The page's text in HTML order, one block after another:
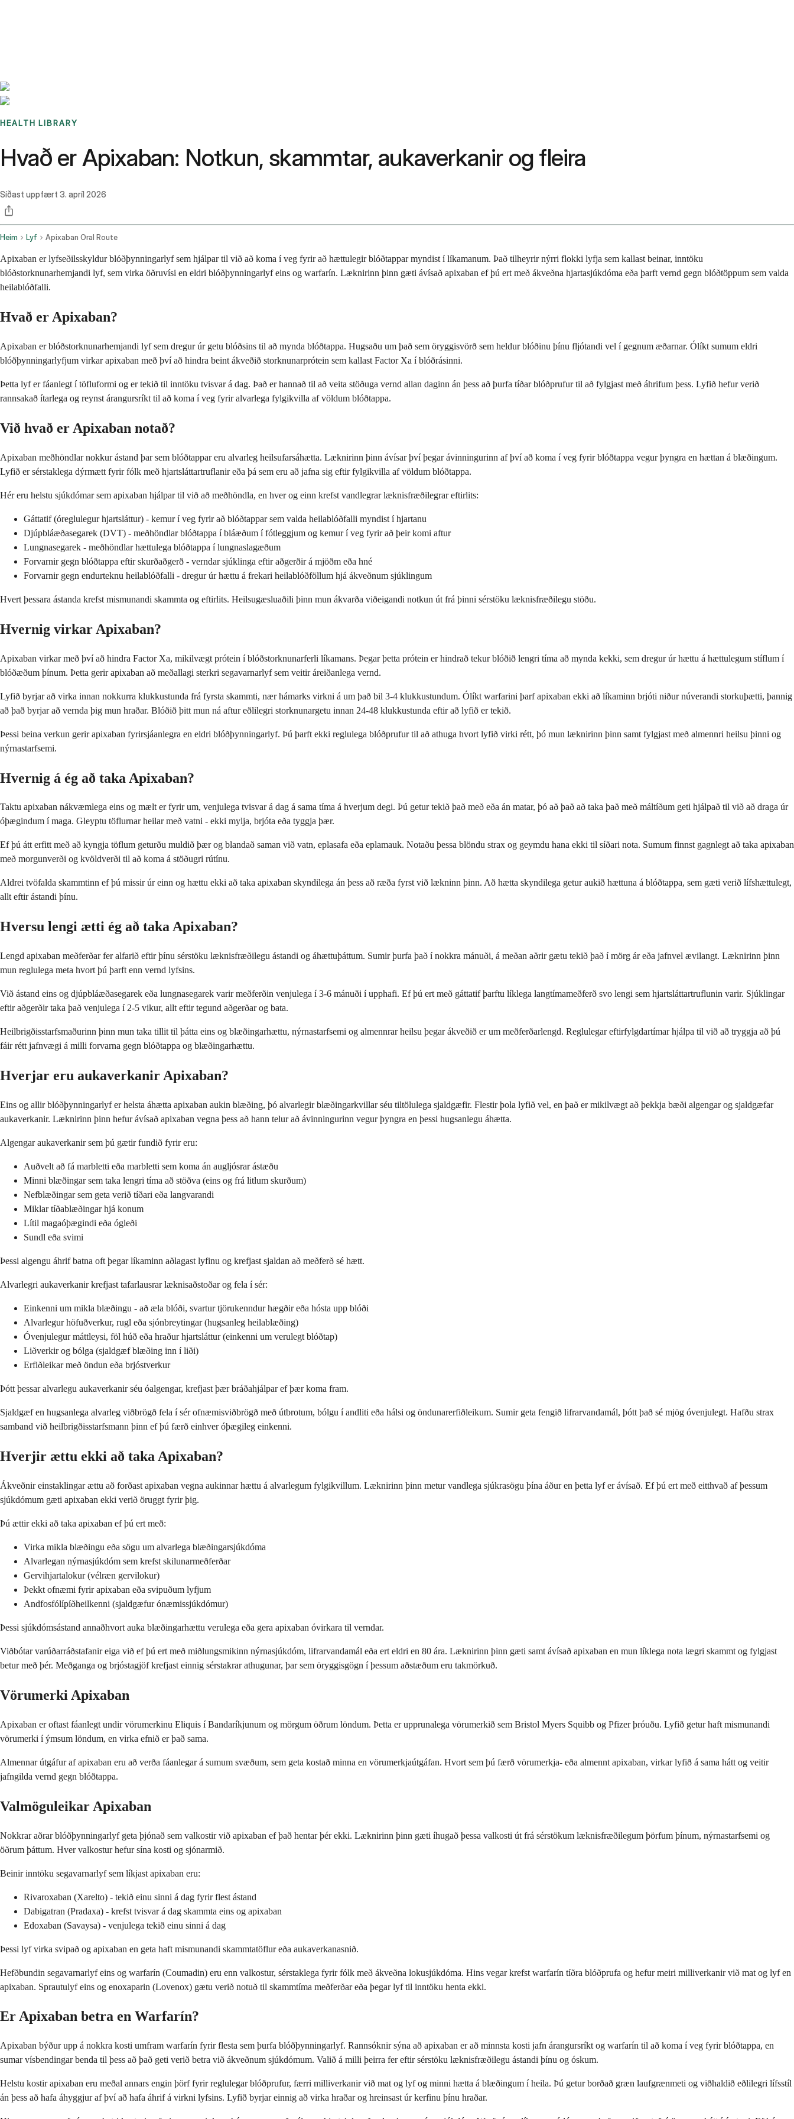
HEALTH LIBRARY
Hvað er Apixaban: Notkun, skammtar, aukaverkanir og fleira
Síðast uppfært 3. apríl 2026
Heim Lyf Apixaban Oral Route
Apixaban er lyfseðilsskyldur blóðþynningarlyf sem hjálpar til við að koma í veg fyrir að hættulegir blóðtappar myndist í líkamanum. Það tilheyrir nýrri flokki lyfja sem kallast beinar, inntöku
blóðstorknunarhemjandi lyf, sem virka öðruvísi en eldri blóðþynningarlyf eins og warfarín. Læknirinn þinn gæti ávísað apixaban ef þú ert með ákveðna hjartasjúkdóma eða þarft vernd gegn blóðtöppum sem valda
heilablóðfalli.
Hvað er Apixaban?
Apixaban er blóðstorknunarhemjandi lyf sem dregur úr getu blóðsins til að mynda blóðtappa. Hugsaðu um það sem öryggisvörð sem heldur blóðinu þínu fljótandi vel í gegnum æðarnar. Ólíkt sumum eldri
blóðþynningarlyfjum virkar apixaban með því að hindra beint ákveðið storknunarprótein sem kallast Factor Xa í blóðrásinni.
Þetta lyf er fáanlegt í töfluformi og er tekið til inntöku tvisvar á dag. Það er hannað til að veita stöðuga vernd allan daginn án þess að þurfa tíðar blóðprufur til að fylgjast með áhrifum þess. Lyfið hefur verið
rannsakað ítarlega og reynst árangursríkt til að koma í veg fyrir alvarlega fylgikvilla af völdum blóðtappa.
Við hvað er Apixaban notað?
Apixaban meðhöndlar nokkur ástand þar sem blóðtappar eru alvarleg heilsufarsáhætta. Læknirinn þinn ávísar því þegar ávinningurinn af því að koma í veg fyrir blóðtappa vegur þyngra en hættan á blæðingum.
Lyfið er sérstaklega dýrmætt fyrir fólk með hjartsláttartruflanir eða þá sem eru að jafna sig eftir fylgikvilla af völdum blóðtappa.
Hér eru helstu sjúkdómar sem apixaban hjálpar til við að meðhöndla, en hver og einn krefst vandlegrar læknisfræðilegrar eftirlits:
Gáttatif (óreglulegur hjartsláttur) - kemur í veg fyrir að blóðtappar sem valda heilablóðfalli myndist í hjartanu
Djúpbláæðasegarek (DVT) - meðhöndlar blóðtappa í bláæðum í fótleggjum og kemur í veg fyrir að þeir komi aftur
Lungnasegarek - meðhöndlar hættulega blóðtappa í lungnaslagæðum
Forvarnir gegn blóðtappa eftir skurðaðgerð - verndar sjúklinga eftir aðgerðir á mjöðm eða hné
Forvarnir gegn endurteknu heilablóðfalli - dregur úr hættu á frekari heilablóðföllum hjá ákveðnum sjúklingum
Hvert þessara ástanda krefst mismunandi skammta og eftirlits. Heilsugæsluaðili þinn mun ákvarða viðeigandi notkun út frá þinni sérstöku læknisfræðilegu stöðu.
Hvernig virkar Apixaban?
Apixaban virkar með því að hindra Factor Xa, mikilvægt prótein í blóðstorknunarferli líkamans. Þegar þetta prótein er hindrað tekur blóðið lengri tíma að mynda kekki, sem dregur úr hættu á hættulegum stíflum í
blóðæðum þínum. Þetta gerir apixaban að meðallagi sterkri segavarnarlyf sem veitir áreiðanlega vernd.
Lyfið byrjar að virka innan nokkurra klukkustunda frá fyrsta skammti, nær hámarks virkni á um það bil 3-4 klukkustundum. Ólíkt warfarini þarf apixaban ekki að líkaminn brjóti niður núverandi storkuþætti, þannig
að það byrjar að vernda þig mun hraðar. Blóðið þitt mun ná aftur eðlilegri storknunargetu innan 24-48 klukkustunda eftir að lyfið er tekið.
Þessi beina verkun gerir apixaban fyrirsjáanlegra en eldri blóðþynningarlyf. Þú þarft ekki reglulega blóðprufur til að athuga hvort lyfið virki rétt, þó mun læknirinn þinn samt fylgjast með almennri heilsu þinni og
nýrnastarfsemi.
Hvernig á ég að taka Apixaban?
Taktu apixaban nákvæmlega eins og mælt er fyrir um, venjulega tvisvar á dag á sama tíma á hverjum degi. Þú getur tekið það með eða án matar, þó að það að taka það með máltíðum geti hjálpað til við að draga úr
óþægindum í maga. Gleyptu töflurnar heilar með vatni - ekki mylja, brjóta eða tyggja þær.
Ef þú átt erfitt með að kyngja töflum geturðu muldið þær og blandað saman við vatn, eplasafa eða eplamauk. Notaðu þessa blöndu strax og geymdu hana ekki til síðari nota. Sumum finnst gagnlegt að taka apixaban
með morgunverði og kvöldverði til að koma á stöðugri rútínu.
Aldrei tvöfalda skammtinn ef þú missir úr einn og hættu ekki að taka apixaban skyndilega án þess að ræða fyrst við lækninn þinn. Að hætta skyndilega getur aukið hættuna á blóðtappa, sem gæti verið lífshættulegt,
allt eftir ástandi þínu.
Hversu lengi ætti ég að taka Apixaban?
Lengd apixaban meðferðar fer alfarið eftir þínu sérstöku læknisfræðilegu ástandi og áhættuþáttum. Sumir þurfa það í nokkra mánuði, á meðan aðrir gætu tekið það í mörg ár eða jafnvel ævilangt. Læknirinn þinn
mun reglulega meta hvort þú þarft enn vernd lyfsins.
Við ástand eins og djúpbláæðasegarek eða lungnasegarek varir meðferðin venjulega í 3-6 mánuði í upphafi. Ef þú ert með gáttatif þarftu líklega langtímameðferð svo lengi sem hjartsláttartruflunin varir. Sjúklingar
eftir aðgerðir taka það venjulega í 2-5 vikur, allt eftir tegund aðgerðar og bata.
Heilbrigðisstarfsmaðurinn þinn mun taka tillit til þátta eins og blæðingarhættu, nýrnastarfsemi og almennrar heilsu þegar ákveðið er um meðferðarlengd. Reglulegar eftirfylgdartímar hjálpa til við að tryggja að þú
fáir rétt jafnvægi á milli forvarna gegn blóðtappa og blæðingarhættu.
Hverjar eru aukaverkanir Apixaban?
Eins og allir blóðþynningarlyf er helsta áhætta apixaban aukin blæðing, þó alvarlegir blæðingarkvillar séu tiltölulega sjaldgæfir. Flestir þola lyfið vel, en það er mikilvægt að þekkja bæði algengar og sjaldgæfar
aukaverkanir. Læknirinn þinn hefur ávísað apixaban vegna þess að hann telur að ávinningurinn vegur þyngra en þessi hugsanlegu áhætta.
Algengar aukaverkanir sem þú gætir fundið fyrir eru:
Auðvelt að fá marbletti eða marbletti sem koma án augljósrar ástæðu
Minni blæðingar sem taka lengri tíma að stöðva (eins og frá litlum skurðum)
Nefblæðingar sem geta verið tíðari eða langvarandi
Miklar tíðablæðingar hjá konum
Lítil magaóþægindi eða ógleði
Sundl eða svimi
Þessi algengu áhrif batna oft þegar líkaminn aðlagast lyfinu og krefjast sjaldan að meðferð sé hætt.
Alvarlegri aukaverkanir krefjast tafarlausrar læknisaðstoðar og fela í sér:
Einkenni um mikla blæðingu - að æla blóði, svartur tjörukenndur hægðir eða hósta upp blóði
Alvarlegur höfuðverkur, rugl eða sjónbreytingar (hugsanleg heilablæðing)
Óvenjulegur máttleysi, föl húð eða hraður hjartsláttur (einkenni um verulegt blóðtap)
Liðverkir og bólga (sjaldgæf blæðing inn í liði)
Erfiðleikar með öndun eða brjóstverkur
Þótt þessar alvarlegu aukaverkanir séu óalgengar, krefjast þær bráðahjálpar ef þær koma fram.
Sjaldgæf en hugsanlega alvarleg viðbrögð fela í sér ofnæmisviðbrögð með útbrotum, bólgu í andliti eða hálsi og öndunarerfiðleikum. Sumir geta fengið lifrarvandamál, þótt það sé mjög óvenjulegt. Hafðu strax
samband við heilbrigðisstarfsmann þinn ef þú færð einhver óþægileg einkenni.
Hverjir ættu ekki að taka Apixaban?
Ákveðnir einstaklingar ættu að forðast apixaban vegna aukinnar hættu á alvarlegum fylgikvillum. Læknirinn þinn metur vandlega sjúkrasögu þína áður en þetta lyf er ávísað. Ef þú ert með eitthvað af þessum
sjúkdómum gæti apixaban ekki verið öruggt fyrir þig.
Þú ættir ekki að taka apixaban ef þú ert með:
Virka mikla blæðingu eða sögu um alvarlega blæðingarsjúkdóma
Alvarlegan nýrnasjúkdóm sem krefst skilunarmeðferðar
Gervihjartalokur (vélræn gervilokur)
Þekkt ofnæmi fyrir apixaban eða svipuðum lyfjum
Andfosfólípíðheilkenni (sjaldgæfur ónæmissjúkdómur)
Þessi sjúkdómsástand annaðhvort auka blæðingarhættu verulega eða gera apixaban óvirkara til verndar.
Viðbótar varúðarráðstafanir eiga við ef þú ert með miðlungsmikinn nýrnasjúkdóm, lifrarvandamál eða ert eldri en 80 ára. Læknirinn þinn gæti samt ávísað apixaban en mun líklega nota lægri skammt og fylgjast
betur með þér. Meðganga og brjóstagjöf krefjast einnig sérstakrar athugunar, þar sem öryggisgögn í þessum aðstæðum eru takmörkuð.
Vörumerki Apixaban
Apixaban er oftast fáanlegt undir vörumerkinu Eliquis í Bandaríkjunum og mörgum öðrum löndum. Þetta er upprunalega vörumerkið sem Bristol Myers Squibb og Pfizer þróuðu. Lyfið getur haft mismunandi
vörumerki í ýmsum löndum, en virka efnið er það sama.
Almennar útgáfur af apixaban eru að verða fáanlegar á sumum svæðum, sem geta kostað minna en vörumerkjaútgáfan. Hvort sem þú færð vörumerkja- eða almennt apixaban, virkar lyfið á sama hátt og veitir
jafngilda vernd gegn blóðtappa.
Valmöguleikar Apixaban
Nokkrar aðrar blóðþynningarlyf geta þjónað sem valkostir við apixaban ef það hentar þér ekki. Læknirinn þinn gæti íhugað þessa valkosti út frá sérstökum læknisfræðilegum þörfum þínum, nýrnastarfsemi og
öðrum þáttum. Hver valkostur hefur sína kosti og sjónarmið.
Beinir inntöku segavarnarlyf sem líkjast apixaban eru:
Rivaroxaban (Xarelto) - tekið einu sinni á dag fyrir flest ástand
Dabigatran (Pradaxa) - krefst tvisvar á dag skammta eins og apixaban
Edoxaban (Savaysa) - venjulega tekið einu sinni á dag
Þessi lyf virka svipað og apixaban en geta haft mismunandi skammtatöflur eða aukaverkanasnið.
Hefðbundin segavarnarlyf eins og warfarín (Coumadin) eru enn valkostur, sérstaklega fyrir fólk með ákveðna lokusjúkdóma. Hins vegar krefst warfarín tíðra blóðprufa og hefur meiri milliverkanir við mat og lyf en
apixaban. Sprautulyf eins og enoxaparin (Lovenox) gætu verið notuð til skammtíma meðferðar eða þegar lyf til inntöku henta ekki.
Er Apixaban betra en Warfarín?
Apixaban býður upp á nokkra kosti umfram warfarín fyrir flesta sem þurfa blóðþynningarlyf. Rannsóknir sýna að apixaban er að minnsta kosti jafn árangursríkt og warfarín til að koma í veg fyrir blóðtappa, en
sumar vísbendingar benda til þess að það geti verið betra við ákveðnum sjúkdómum. Valið á milli þeirra fer eftir sérstöku læknisfræðilegu ástandi þínu og óskum.
Helstu kostir apixaban eru meðal annars engin þörf fyrir reglulegar blóðprufur, færri milliverkanir við mat og lyf og minni hætta á blæðingum í heila. Þú getur borðað græn laufgrænmeti og viðhaldið eðlilegri lífsstíl
án þess að hafa áhyggjur af því að hafa áhrif á virkni lyfsins. Lyfið byrjar einnig að virka hraðar og hreinsast úr kerfinu þínu hraðar.